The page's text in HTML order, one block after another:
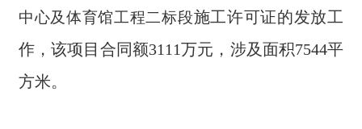
中心及体育馆工程二标段施工许可证的发放工
作，该项目合同额3111万元 ， 涉及面积7544平
方米。